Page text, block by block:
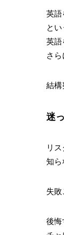
英語
と
英語
さら
結構
迷
リ
知ら
失敗
後悔